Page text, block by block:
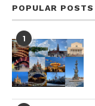
POPULAR POSTS
1